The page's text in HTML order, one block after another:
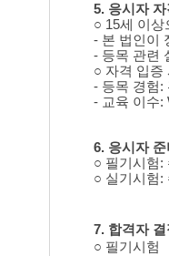
5. 응시자 자
○ 15세 이
- 본 법인이
- 등목 관련
○ 자격 입증
- 등목 경험:
- 교육 이수:
6. 응시자 준
○ 필기시험:
○ 실기시험:
7. 합격자 결
○ 필기시험